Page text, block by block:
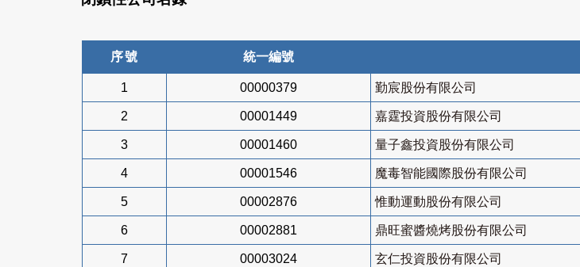
序號 統一編號
1 00000379 勤宸股份有限公司
2 00001449 嘉霆投資股份有限公司
3 00001460 量子鑫投資股份有限公司
4 00001546 魔毒智能國際股份有限公司
5 00002876 惟動運動股份有限公司
6 00002881 鼎旺蜜醬燒烤股份有限公司
7 00003024 玄仁投資股份有限公司